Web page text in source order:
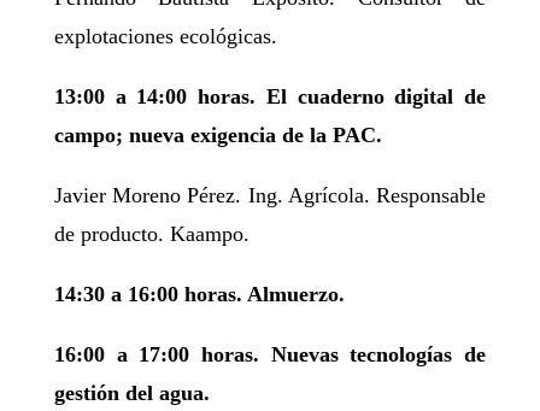
explotaciones ecológicas.
13:00 a 14:00 horas. El cuaderno digital de
campo; nueva exigencia de la PAC.
Javier Moreno Pérez. Ing. Agrícola. Responsable
de producto. Kaampo.
14:30 a 16:00 horas. Almuerzo.
16:00 a 17:00 horas. Nuevas tecnologías de
gestión del agua.